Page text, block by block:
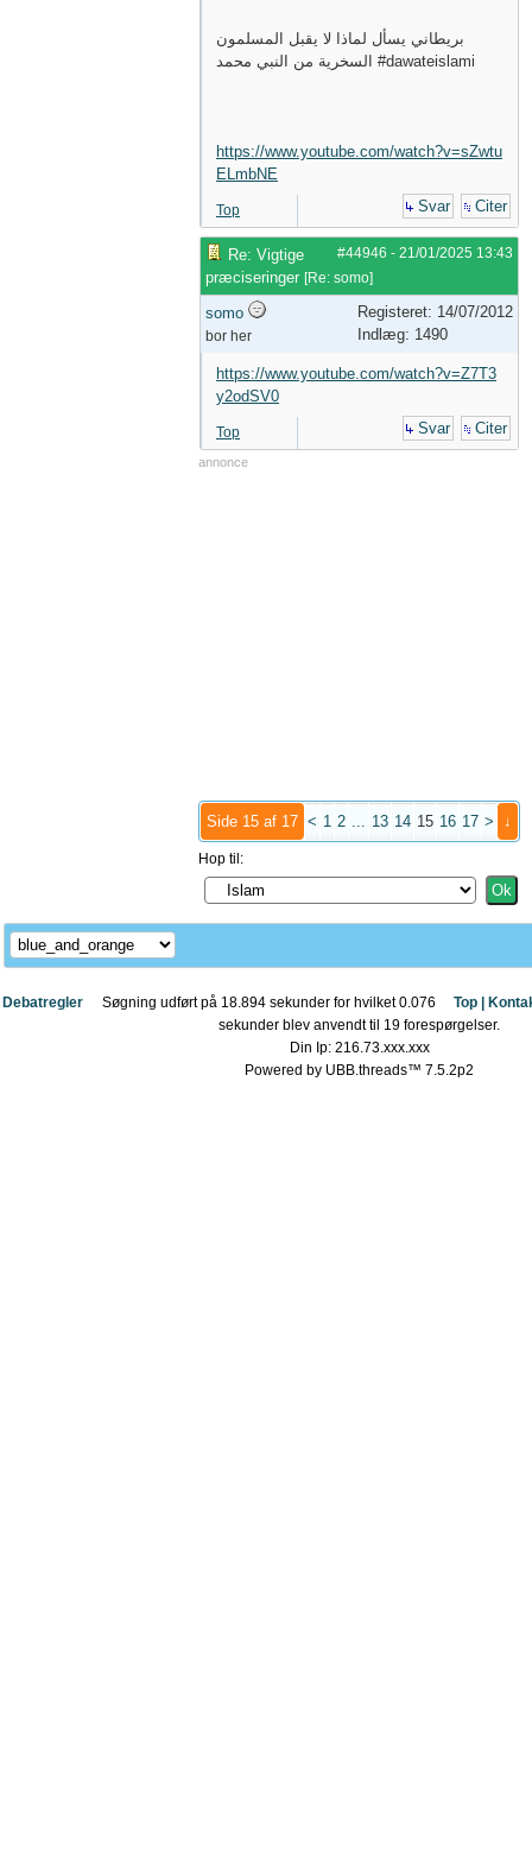
بريطاني يسأل لماذا لا يقبل المسلمون
السخرية من النبي محمد #dawateislami
https://www.youtube.com/watch?v=sZwtu
ELmbNE
Top Svar Citer
#44946 - 21/01/2025 13:43
Re: Vigtige
præciseringer [Re: somo]
somo
bor her
Registeret: 14/07/2012
Indlæg: 1490
https://www.youtube.com/watch?v=Z7T3
y2odSV0
Top Svar Citer
annonce
Side 15 af 17 < 1 2 ... 13 14 15 16 17 > ↓
Hop til:
Debatregler Top |
Søgning udført på 18.894 sekunder for hvilket 0.076
sekunder blev anvendt til 19 forespørgelser.
Din Ip: 216.73.xxx.xxx
Powered by UBB.threads™ 7.5.2p2